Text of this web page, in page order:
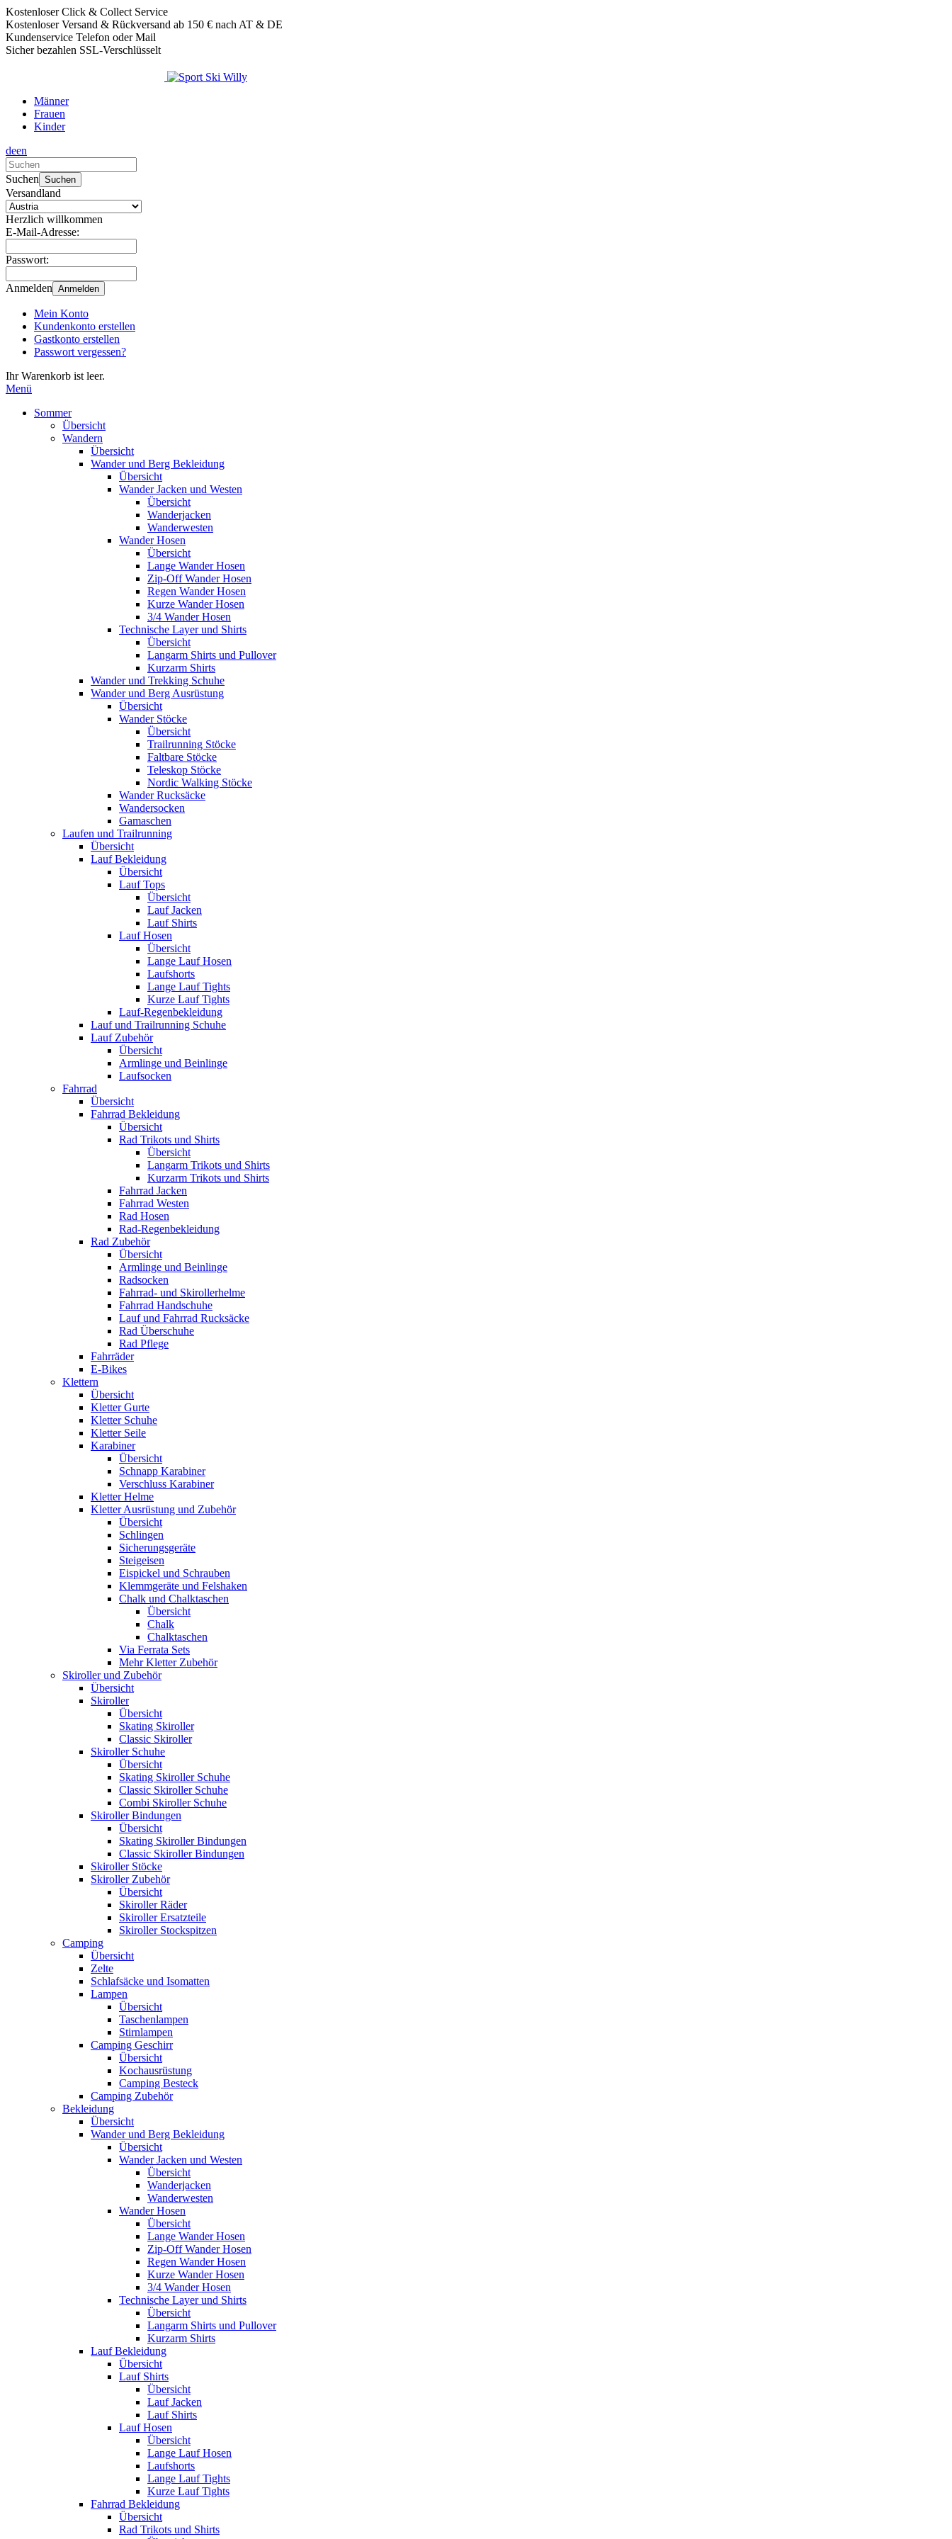
Kostenloser Click & Collect Service
Kostenloser Versand & Rückversand ab 150 € nach AT & DE
Kundenservice Telefon oder Mail
Sicher bezahlen SSL-Verschlüsselt
Männer
Frauen
Kinder
deen
die
nach
oben
unten,
um
das
können
Touch-
und
Streichgesten
verwenden.
Suchen Suchen
Versandland
Herzlich willkommen
E-Mail-Adresse:
Passwort:
Anmelden Anmelden
Mein Konto
Kundenkonto erstellen
Gastkonto erstellen
Passwort vergessen?
Ihr Warenkorb ist leer.
Menü
Sommer
Übersicht
Wandern
Übersicht
Wander und Berg Bekleidung
Übersicht
Wander Jacken und Westen
Übersicht
Wanderjacken
Wanderwesten
Wander Hosen
Übersicht
Lange Wander Hosen
Zip-Off Wander Hosen
Regen Wander Hosen
Kurze Wander Hosen
3/4 Wander Hosen
Technische Layer und Shirts
Übersicht
Langarm Shirts und Pullover
Kurzarm Shirts
Wander und Trekking Schuhe
Wander und Berg Ausrüstung
Übersicht
Wander Stöcke
Übersicht
Trailrunning Stöcke
Faltbare Stöcke
Teleskop Stöcke
Nordic Walking Stöcke
Wander Rucksäcke
Wandersocken
Gamaschen
Laufen und Trailrunning
Übersicht
Lauf Bekleidung
Übersicht
Lauf Tops
Übersicht
Lauf Jacken
Lauf Shirts
Lauf Hosen
Übersicht
Lange Lauf Hosen
Laufshorts
Lange Lauf Tights
Kurze Lauf Tights
Lauf-Regenbekleidung
Lauf und Trailrunning Schuhe
Lauf Zubehör
Übersicht
Armlinge und Beinlinge
Laufsocken
Fahrrad
Übersicht
Fahrrad Bekleidung
Übersicht
Rad Trikots und Shirts
Übersicht
Langarm Trikots und Shirts
Kurzarm Trikots und Shirts
Fahrrad Jacken
Fahrrad Westen
Rad Hosen
Rad-Regenbekleidung
Rad Zubehör
Übersicht
Armlinge und Beinlinge
Radsocken
Fahrrad- und Skirollerhelme
Fahrrad Handschuhe
Lauf und Fahrrad Rucksäcke
Rad Überschuhe
Rad Pflege
Fahrräder
E-Bikes
Klettern
Übersicht
Kletter Gurte
Kletter Schuhe
Kletter Seile
Karabiner
Übersicht
Schnapp Karabiner
Verschluss Karabiner
Kletter Helme
Kletter Ausrüstung und Zubehör
Übersicht
Schlingen
Sicherungsgeräte
Steigeisen
Eispickel und Schrauben
Klemmgeräte und Felshaken
Chalk und Chalktaschen
Übersicht
Chalk
Chalktaschen
Via Ferrata Sets
Mehr Kletter Zubehör
Skiroller und Zubehör
Übersicht
Skiroller
Übersicht
Skating Skiroller
Classic Skiroller
Skiroller Schuhe
Übersicht
Skating Skiroller Schuhe
Classic Skiroller Schuhe
Combi Skiroller Schuhe
Skiroller Bindungen
Übersicht
Skating Skiroller Bindungen
Classic Skiroller Bindungen
Skiroller Stöcke
Skiroller Zubehör
Übersicht
Skiroller Räder
Skiroller Ersatzteile
Skiroller Stockspitzen
Camping
Übersicht
Zelte
Schlafsäcke und Isomatten
Lampen
Übersicht
Taschenlampen
Stirnlampen
Camping Geschirr
Übersicht
Kochausrüstung
Camping Besteck
Camping Zubehör
Bekleidung
Übersicht
Wander und Berg Bekleidung
Übersicht
Wander Jacken und Westen
Übersicht
Wanderjacken
Wanderwesten
Wander Hosen
Übersicht
Lange Wander Hosen
Zip-Off Wander Hosen
Regen Wander Hosen
Kurze Wander Hosen
3/4 Wander Hosen
Technische Layer und Shirts
Übersicht
Langarm Shirts und Pullover
Kurzarm Shirts
Lauf Bekleidung
Übersicht
Lauf Shirts
Übersicht
Lauf Jacken
Lauf Shirts
Lauf Hosen
Übersicht
Lange Lauf Hosen
Laufshorts
Lange Lauf Tights
Kurze Lauf Tights
Fahrrad Bekleidung
Übersicht
Rad Trikots und Shirts